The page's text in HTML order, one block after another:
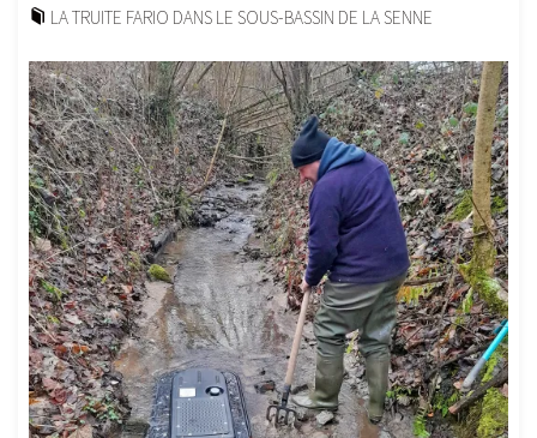
SIZELA TRUITE FARIO DANS LE SOUS-BASSIN DE LA SENNE